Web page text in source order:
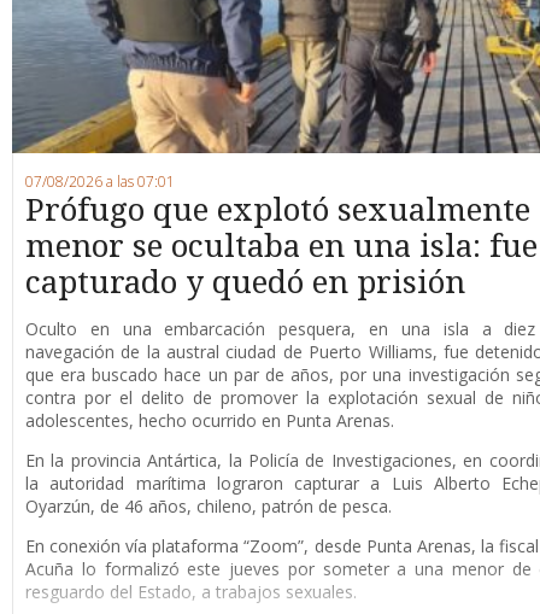
07/08/2026 a las 07:01
Prófugo que explotó sexualmente
menor se ocultaba en una isla: fue
capturado y quedó en prisión
Oculto en una embarcación pesquera, en una isla a
navegación de la austral ciudad de Puerto Williams, fue
que era buscado hace un par de años, por una investigación
contra por el delito de promover la explotación sexual de
adolescentes, hecho ocurrido en Punta Arenas.
En la provincia Antártica, la Policía de Investigaciones, en
la autoridad marítima lograron capturar a Luis Alberto
Oyarzún, de 46 años, chileno, patrón de pesca.
En conexión vía plataforma “Zoom”, desde Punta Arenas, la
Acuña lo formalizó este jueves por someter a una menor de
resguardo del Estado, a trabajos sexuales.